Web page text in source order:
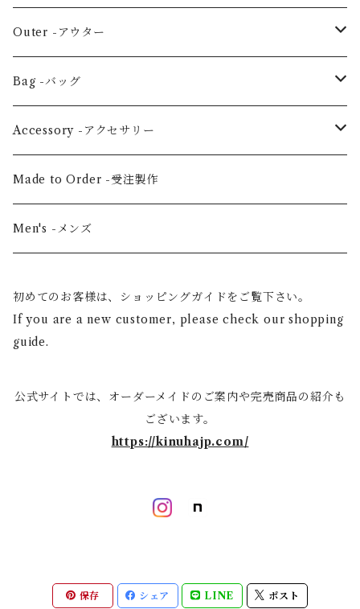
Tunic -チュニック
Others -その他
Skirt -スカート
Pants -パンツ
Outer -アウター
Coat -コート
Jacket -ジャケット
Bag -バッグ
Large horizontal -横・大
Vertical medium -縦・中
Shoulder -ショルダー
Accessory -アクセサリー
Hair scrunchie -シュシュ
Mask -マスク
Others -その他
Made to Order -受注製作
Men's -メンズ
初めてのお客様は、ショッピングガイドをご覧下さい。
If you are a new customer, please check our shopping
guide.
公式サイトでは、オーダーメイドのご案内や完売商品の紹介も
ございます。
https://kinuhajp.com/
保存 シェア LINE ポスト